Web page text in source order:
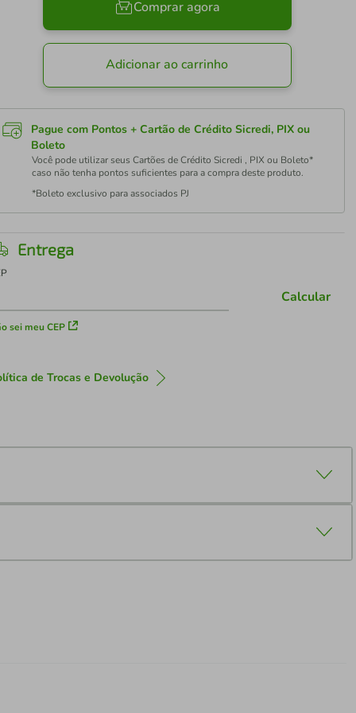
Comprar agora
Adicionar ao carrinho
Pague com Pontos + Cartão de Crédito Sicredi, PIX ou
Boleto
Você pode utilizar seus Cartões de Crédito Sicredi , PIX ou Boleto*
caso não tenha pontos suficientes para a compra deste produto.
*Boleto exclusivo para associados PJ
Entrega
sei meu CEP
Calcular
de Trocas e Devolução